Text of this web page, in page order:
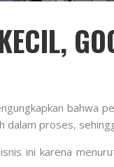
bahwa
dalam proses,
ini karena